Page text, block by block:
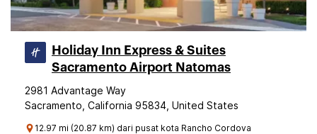
Holiday Inn Express & Suites
Sacramento Airport Natomas
2981 Advantage Way
Sacramento, California 95834, United States
12.97 mi (20.87 km) dari pusat kota Rancho Cordova